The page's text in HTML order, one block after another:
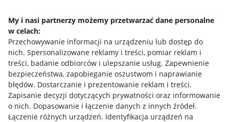
My i nasi partnerzy możemy przetwarzać dane personalne
w celach:
Przechowywanie informacji na urządzeniu lub dostęp do
nich. Spersonalizowane reklamy i treści, pomiar reklam i
treści, badanie odbiorców i ulepszanie usług. Zapewnienie
bezpieczeństwa, zapobieganie oszustwom i naprawianie
błędów. Dostarczanie i prezentowanie reklam i treści.
Zapisanie decyzji dotyczących prywatności oraz informowanie
o nich. Dopasowanie i łączenie danych z innych źródeł.
Łączenie różnych urządzeń. Identyfikacja urządzeń na
Allegro Gadane dla sprzedających
Allegro Gadane dla kupujących
Mapa miejscowości
Informacje prawne
Regulamin